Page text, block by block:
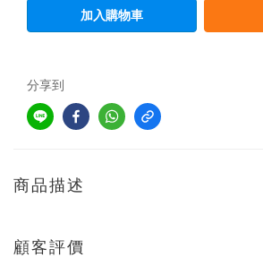
加入購物車
分享到
商品描述
顧客評價